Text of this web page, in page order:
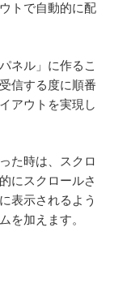
トで自動的に配
ネル」に作るこ
信する度に順番
アウトを実現し
た時は、スクロ
にスクロールさ
表示されるよう
を加えます。